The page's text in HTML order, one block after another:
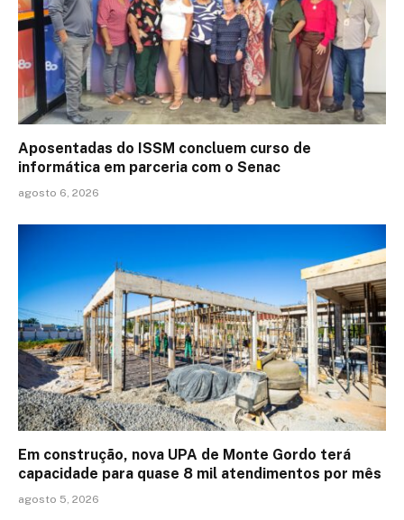
Aposentadas do ISSM concluem curso de
informática em parceria com o Senac
agosto 6, 2026
Em construção, nova UPA de Monte Gordo terá
capacidade para quase 8 mil atendimentos por mês
agosto 5, 2026